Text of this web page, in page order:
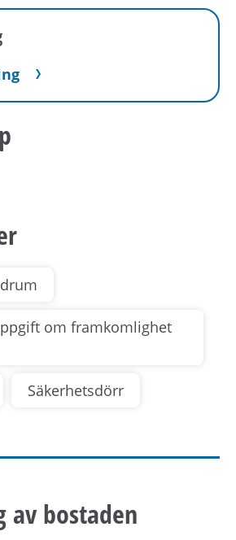
om framkomlighet
Säkerhetsdörr
av bostaden